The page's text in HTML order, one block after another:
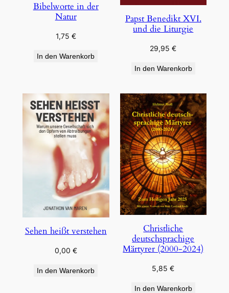
Bibelworte in der
Natur
1,75 €
In den Warenkorb
Papst Benedikt XVI.
und die Liturgie
29,95€
In den Warenkorb
Sehen heißt verstehen
0,00 €
In den Warenkorb
Christliche
deutschsprachige
Märtyrer (2000-2024)
5,85€
In den Warenkorb